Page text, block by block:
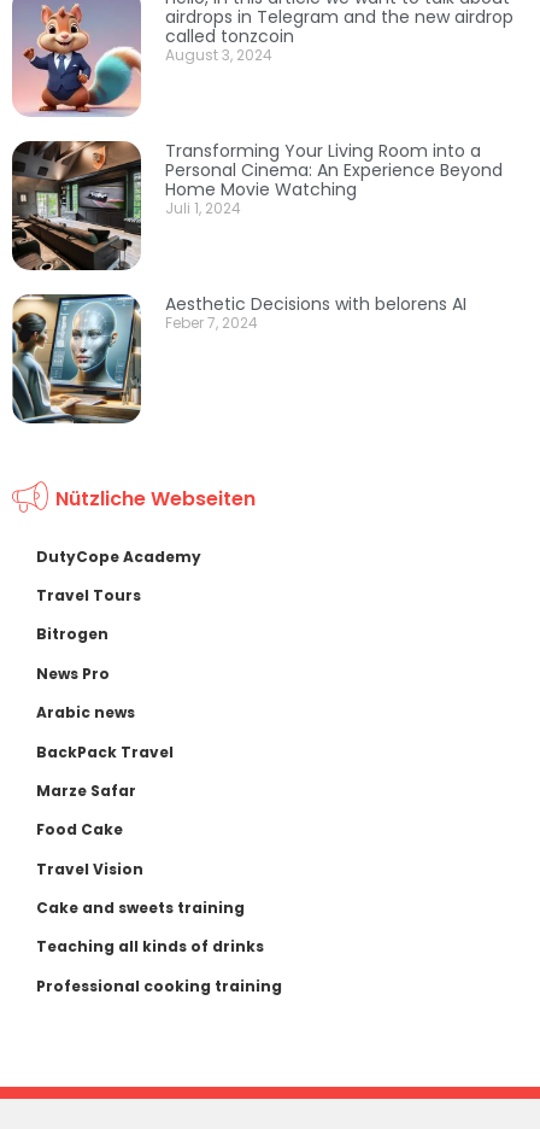
airdrops in Telegram and the new airdrop
called tonzcoin
August 3, 2024
Transforming Your Living Room into a
Personal Cinema: An Experience Beyond
Home Movie Watching
Juli 1, 2024
Aesthetic Decisions with belorens AI
Feber 7, 2024
Nützliche Webseiten
DutyCope Academy
Travel Tours
Bitrogen
News Pro
Arabic news
BackPack Travel
Marze Safar
Food Cake
Travel Vision
Cake and sweets training
Teaching all kinds of drinks
Professional cooking training